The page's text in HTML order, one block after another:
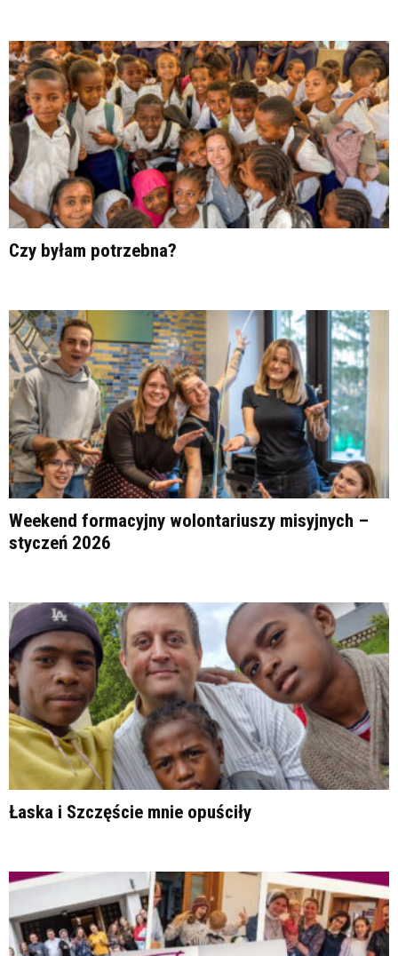
Czy byłam potrzebna?
Weekend formacyjny wolontariuszy misyjnych –
styczeń 2026
Łaska i Szczęście mnie opuściły